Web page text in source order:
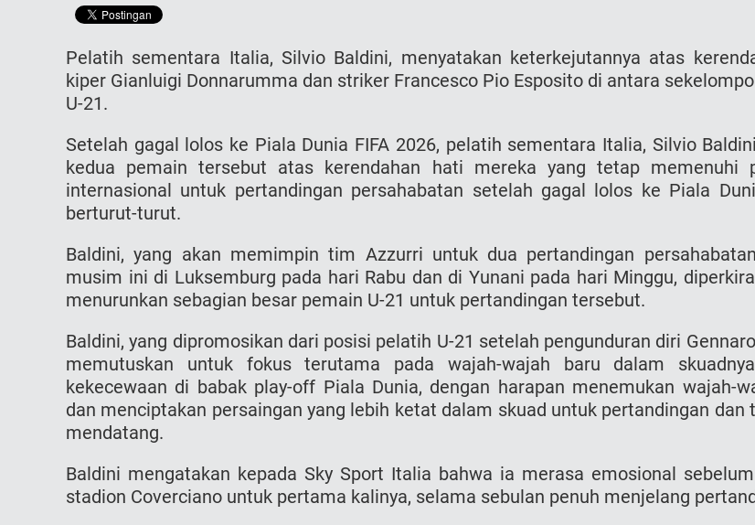
Pelatih sementara Italia, Silvio Baldini, menyatakan keterkejutannya atas
kiper Gianluigi Donnarumma dan striker Francesco Pio Esposito di antara
U-21.
Setelah gagal lolos ke Piala Dunia FIFA 2026, pelatih sementara Italia, Silvio
kedua pemain tersebut atas kerendahan hati mereka yang tetap memenuhi
internasional untuk pertandingan persahabatan setelah gagal lolos ke Piala
berturut-turut.
Baldini, yang akan memimpin tim Azzurri untuk dua pertandingan
musim ini di Luksemburg pada hari Rabu dan di Yunani pada hari Minggu,
menurunkan sebagian besar pemain U-21 untuk pertandingan tersebut.
Baldini, yang dipromosikan dari posisi pelatih U-21 setelah pengunduran diri
memutuskan untuk fokus terutama pada wajah-wajah baru dalam
kekecewaan di babak play-off Piala Dunia, dengan harapan menemukan wajah-
dan menciptakan persaingan yang lebih ketat dalam skuad untuk pertandingan dan
mendatang.
Baldini mengatakan kepada Sky Sport Italia bahwa ia merasa emosional
stadion Coverciano untuk pertama kalinya, selama sebulan penuh menjelang